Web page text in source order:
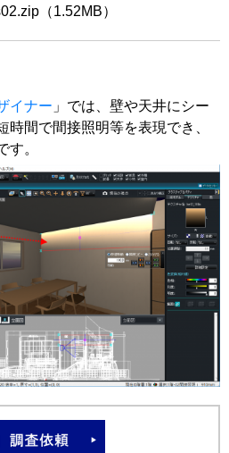
（1.52MB）
イナー 」では、壁や天井にシー
時間で間接照明等を表現でき、
す。